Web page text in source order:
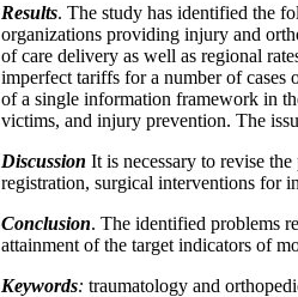
Results. The study has identified the
organizations providing injury and
of care delivery as well as regional
imperfect tariffs for a number of
of a single information framework in
victims, and injury prevention. The
Discussion It is necessary to revise
registration, surgical interventions for
Conclusion. The identified problems
attainment of the target indicators of
Keywords: traumatology and